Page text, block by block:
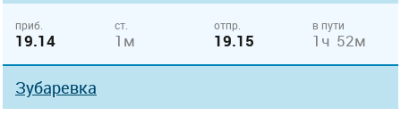
приб.
19.14
ст.
1м
отпр.
19.15
в пути
1ч 52м
Зубаревка